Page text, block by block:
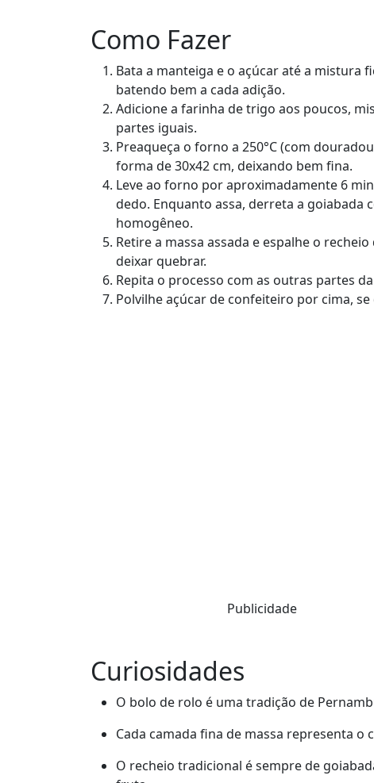
Como Fazer
Bata a manteiga e o açúcar até a mistura
batendo bem a cada adição.
Adicione a farinha de trigo aos poucos,
partes iguais.
Preaqueça o forno a 250°C (com
forma de 30x42 cm, deixando bem fina.
Leve ao forno por aproximadamente 6
dedo. Enquanto assa, derreta a
homogêneo.
Retire a massa assada e espalhe o
deixar quebrar.
Repita o processo com as outras partes
Polvilhe açúcar de confeiteiro por cima,
Publicidade
Curiosidades
O bolo de rolo é uma tradição de
Cada camada fina de massa representa o
O recheio tradicional é sempre de